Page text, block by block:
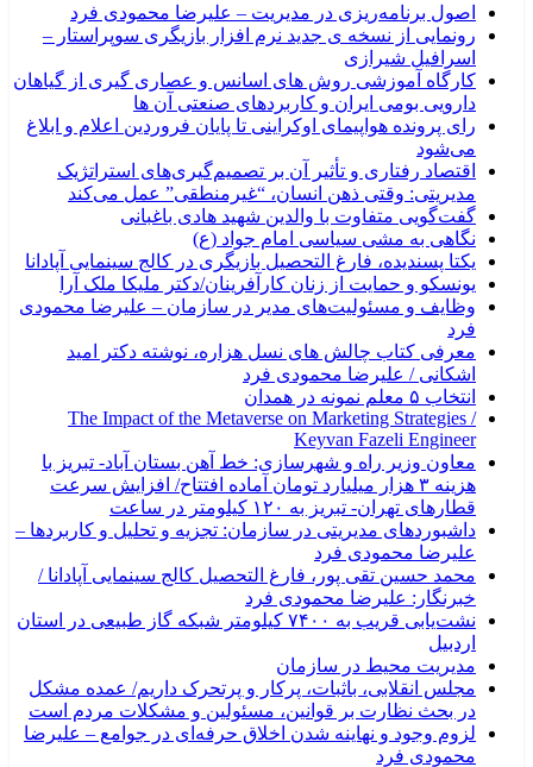
اصول برنامه‌ریزی در مدیریت – علیرضا محمودی فرد
رونمایی از نسخه ی جدید نرم افزار بازیگری سوپراستار –
اسرافیل شیرازی
کارگاه آموزشی روش های اسانس و عصاری گیری از گیاهان
دارویی بومی ایران و کاربردهای صنعتی آن ها
رای پرونده هواپیمای اوکراینی تا پایان فروردین اعلام و ابلاغ
می‌شود
اقتصاد رفتاری و تأثیر آن بر تصمیم‌گیری‌های استراتژیک
مدیریتی: وقتی ذهن انسان، “غیرمنطقی” عمل می‌کند
گفت‌گویی متفاوت با والدین شهید هادی باغبانی
نگاهی به مشی سیاسی امام جواد (ع)
یکتا پسندیده، فارغ التحصیل بازیگری در کالج سینمایی آپادانا
یونسکو و حمایت از زنان کارآفرینان/دکتر ملیکا ملک آرا
وظایف و مسئولیت‌های مدیر در سازمان – علیرضا محمودی
فرد
معرفی کتاب چالش های نسل هزاره، نوشته دکتر امید
اشکانی / علیرضا محمودی فرد
انتخاب ۵ معلم نمونه در همدان
The Impact of the Metaverse on Marketing Strategies /
Keyvan Fazeli Engineer
معاون وزیر راه و شهرسازی: خط آهن بستان آباد- تبریز با
هزینه ۳ هزار میلیارد تومان آماده افتتاح/ افزایش سرعت
قطارهای تهران- تبریز به ۱۲۰ کیلومتر در ساعت
داشبوردهای مدیریتی در سازمان: تجزیه و تحلیل و کاربردها –
علیرضا محمودی فرد
محمد حسین تقی پور، فارغ التحصیل کالج سینمایی آپادانا /
خبرنگار: علیرضا محمودی فرد
نشت‌یابی قریب به ۷۴۰۰ کیلومتر شبکه گاز طبیعی در استان
اردبیل
مدیریت محیط در سازمان
مجلس انقلابی، باثبات، پرکار و پرتحرک داریم/ عمده مشکل
در بحث نظارت بر قوانین، مسئولین و مشکلات مردم است
لزوم وجود و نهاینه شدن اخلاق حرفه‌ای در جوامع – علیرضا
محمودی فرد